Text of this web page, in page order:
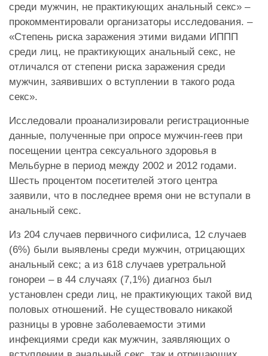
среди мужчин, не практикующих анальный секс» –
прокомментировали организаторы исследования. –
«Степень риска заражения этими видами ИППП
среди лиц, не практикующих анальный секс, не
отличался от степени риска заражения среди
мужчин, заявивших о вступлении в такого рода
секс».
Исследовали проанализировали регистрационные
данные, полученные при опросе мужчин-геев при
посещении центра сексуального здоровья в
Мельбурне в период между 2002 и 2012 годами.
Шесть процентом посетителей этого центра
заявили, что в последнее время они не вступали в
анальный секс.
Из 204 случаев первичного сифилиса, 12 случаев
(6%) были выявлены среди мужчин, отрицающих
анальный секс; а из 618 случаев уретральной
гонореи – в 44 случаях (7,1%) диагноз был
установлен среди лиц, не практикующих такой вид
половых отношений. Не существовало никакой
разницы в уровне заболеваемости этими
инфекциями среди как мужчин, заявляющих о